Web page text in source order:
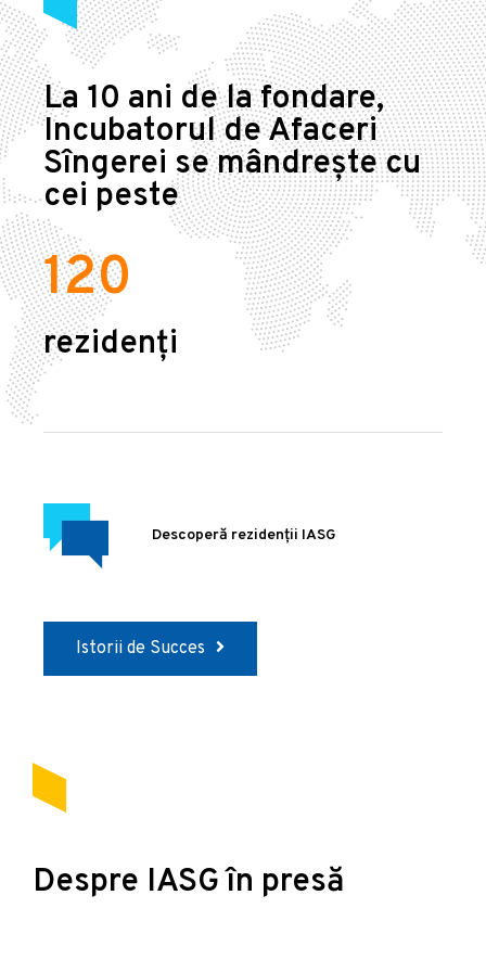
La 10 ani de la fondare,
Incubatorul de Afaceri
Sîngerei se mândrește cu
cei peste
120
rezidenți
Descoperă rezidenții IASG
Istorii de Succes
Despre IASG în presă